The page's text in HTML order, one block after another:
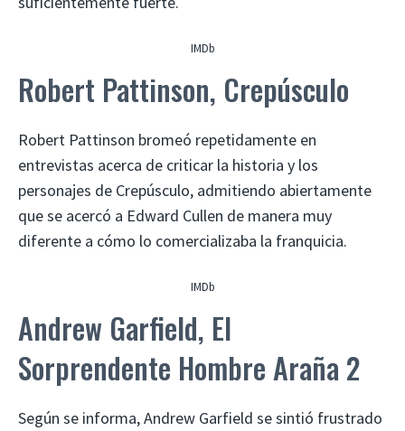
IMDb
Robert Pattinson, Crepúsculo
Robert Pattinson bromeó repetidamente en
entrevistas acerca de criticar la historia y los
personajes de Crepúsculo, admitiendo abiertamente
que se acercó a Edward Cullen de manera muy
diferente a cómo lo comercializaba la franquicia.
IMDb
Andrew Garfield, El
Sorprendente Hombre Araña 2
Según se informa, Andrew Garfield se sintió frustrado